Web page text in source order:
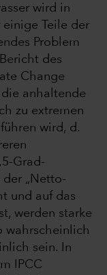
wird in
Teile der
Problem
des
Change
die anhaltende
zu extremen
wird, d.
Grad-
der „Netto-
und auf das
werden starke
wahrscheinlich
sein. In
IPCC